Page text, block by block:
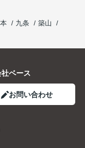
九条
築山
ベース
お問い合わせ